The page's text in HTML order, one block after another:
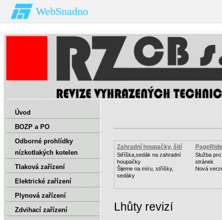
WebSnadno
Zahradní houpačky, šití
Stříška,sedák na zahradní
houpačky
Šijeme na míru, stříšky,
sedáky
Služba
stránek
Nová
Lhůty revizí
Úvod
BOZP a PO
Odborné prohlídky
nízkotlakých kotelen
Tlaková zařízení
Elektrické zařízení
Plynová zařízení
Zdvihací zařízení